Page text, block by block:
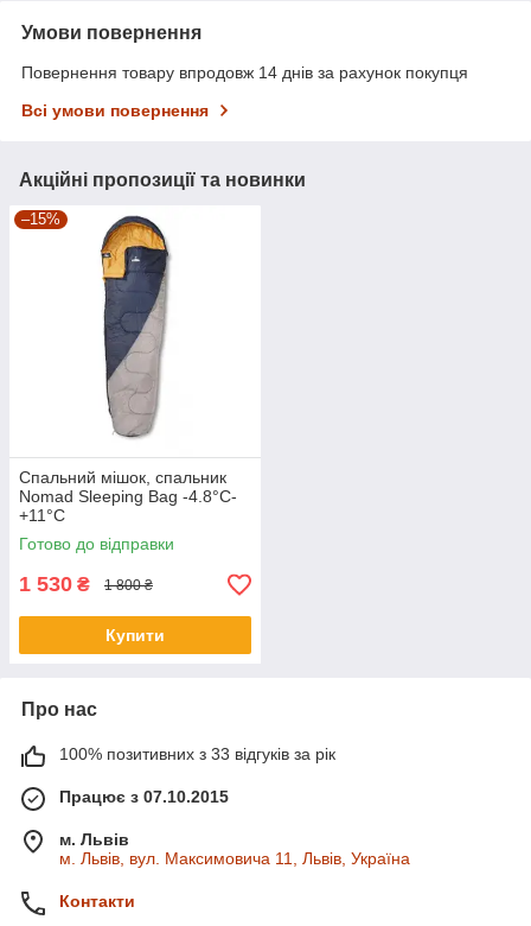
Умови повернення
Повернення товару впродовж 14 днів за рахунок покупця
Всі умови повернення
Акційні пропозиції та новинки
–15%
Спальний мішок, спальник
Nomad Sleeping Bag -4.8°C-
+11°C
Готово до відправки
1 530 ₴ 1 800 ₴
Купити
Про нас
100% позитивних з 33 відгуків за рік
Працює з 07.10.2015
м. Львів
м. Львів, вул. Максимовича 11, Львів, Україна
Контакти